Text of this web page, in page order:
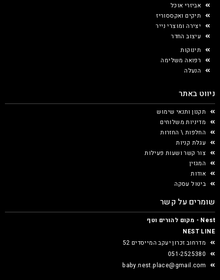
אביזרי אוכל
תיקים ואקססוריז
יצירה ומוצרי נייר
עיצוב החדר
תינוקות
רפואה משלימה
הנעלה
ניווט באתר
תקנון ותנאי שימוש
מדיניות משלוחים
החלפות \ החזרות
עגלת קניות
צור קשר ושעות פעילות
המגזין
אודות
ביטול עסקה
שומרים על קשר
Nest - מקום להורים וטף
NEST LINE
מדרחוב זכרון יעקב המייסדים 52
051-2525380
baby.nest.place@gmail.com